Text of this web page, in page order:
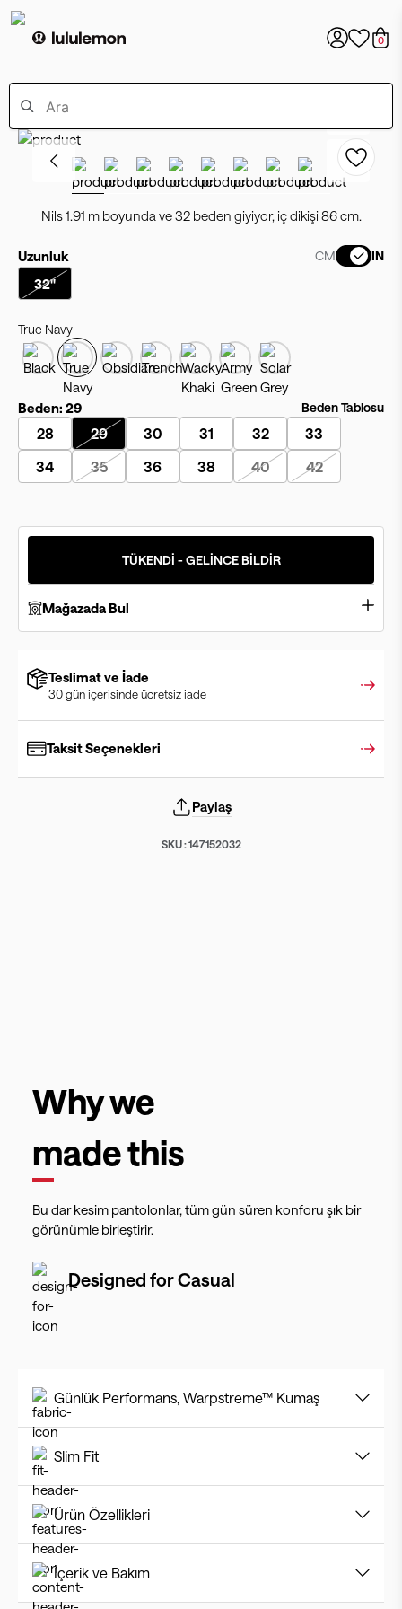
0
Nils 1.91 m boyunda ve 32 beden giyiyor, iç dikişi 86 cm.
Uzunluk CM IN
32"
True Navy
Beden: 29 Beden Tablosu
28 29 30 31 32
33
34
35 36 38 40 42
TÜKENDİ - GELİNCE BİLDİR
Mağazada Bul
Teslimat ve İade
30 gün içerisinde ücretsiz iade
Taksit Seçenekleri
Paylaş
SKU :147152032
Why we
made this
Bu dar kesim pantolonlar, tüm gün süren konforu şık bir
görünümle birleştirir.
Designed forCasual
Günlük Performans, Warpstreme™ Kumaş
Slim Fit
Ürün Özellikleri
İçerik ve Bakım